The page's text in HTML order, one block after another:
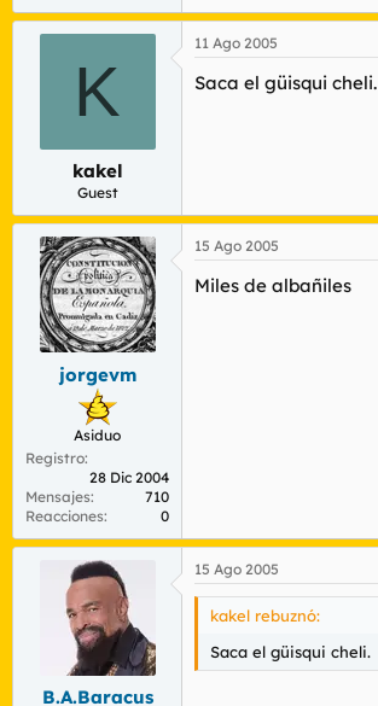
K
kakel
Guest
11 Ago 2005
Saca el güisqui cheli.
jorgevm
Asiduo
Registro
28 Dic 2004
Mensajes
710
Reacciones
0
15 Ago 2005
Miles de albañiles
B.A.Baracus
15 Ago 2005
kakel rebuznó:
Saca el güisqui cheli.